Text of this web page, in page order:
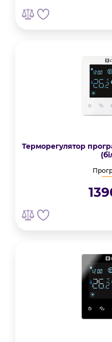
Терморегулятор